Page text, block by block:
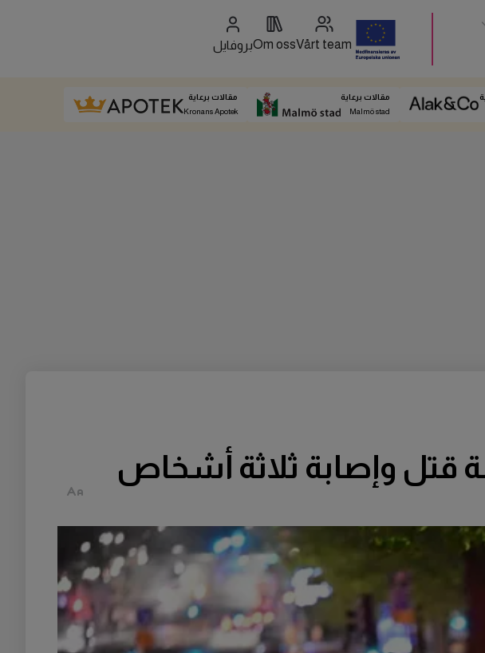
Vårt team
Om ossبروفايل
مقالات برعاية
Malmö stad
مقالات برعاية
Kronans Apotek
قتل وإصابة ثلاثة أشخاص